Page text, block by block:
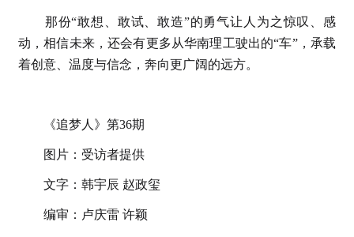
那份“敢想、敢试、敢造”的勇气让人为之惊叹、感
动，相信未来，还会有更多从华南理工驶出的“车”，承载
着创意、温度与信念，奔向更广阔的远方。
《追梦人》第36期
图片：受访者提供
文字：韩宇辰 赵政玺
编审：卢庆雷 许颖